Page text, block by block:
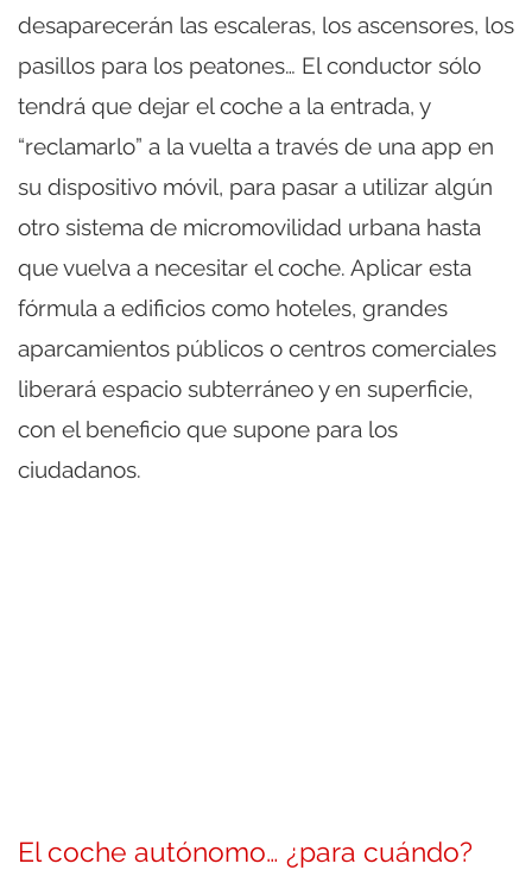
desaparecerán las escaleras, los ascensores, los
pasillos para los peatones… El conductor sólo
tendrá que dejar el coche a la entrada, y
“reclamarlo” a la vuelta a través de una app en
su dispositivo móvil, para pasar a utilizar algún
otro sistema de micromovilidad urbana hasta
que vuelva a necesitar el coche. Aplicar esta
fórmula a edificios como hoteles, grandes
aparcamientos públicos o centros comerciales
liberará espacio subterráneo y en superficie,
con el beneficio que supone para los
ciudadanos.
El coche autónomo… ¿para cuándo?